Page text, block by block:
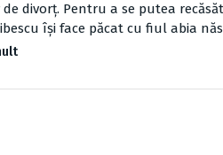
divorţ. Pentru a se putea
îşi face păcat cu fiul abia